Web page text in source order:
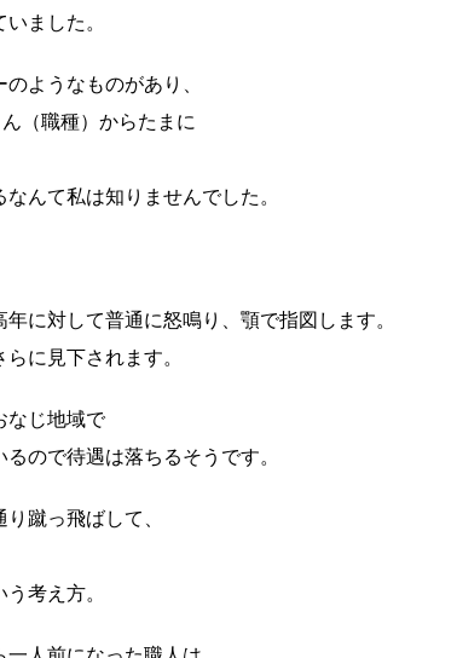
ました。
ようなものがあり、
（職種）からたまに
んて私は知りませんでした。
に対して普通に怒鳴り、顎で指図します。
に見下されます。
なじ地域で
ので待遇は落ちるそうです。
蹴っ飛ばして、
考え方。